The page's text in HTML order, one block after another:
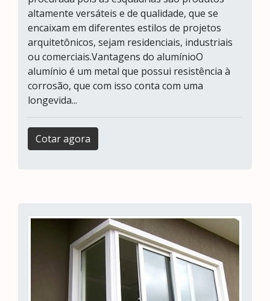
altamente versáteis e de qualidade, que se
encaixam em diferentes estilos de projetos
arquitetônicos, sejam residenciais, industriais
ou comerciais.Vantagens do alumínioO
alumínio é um metal que possui resistência à
corrosão, que com isso conta com uma
longevida...
Cotar agora